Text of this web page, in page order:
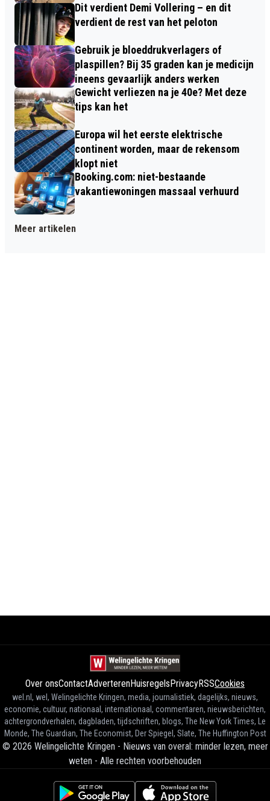
Dit verdient Demi Vollering – en dit
verdient de rest van het peloton
Gebruik je bloeddrukverlagers of
plaspillen? Bij 35 graden kan je medicijn
ineens gevaarlijk anders werken
Gewicht verliezen na je 40e? Met deze
tips kan het
Europa wil het eerste elektrische
continent worden, maar de rekensom
klopt niet
Booking.com: niet-bestaande
vakantiewoningen massaal verhuurd
Meer artikelen
Over onsContactAdverterenHuisregelsPrivacyRSSCookies
wel.nl, wel, Welingelichte Kringen, media, journalistiek, dagelijks, nieuws,
economie, cultuur, nationaal, internationaal, commentaren, nieuwsberichten,
achtergrondverhalen, dagbladen, tijdschriften, blogs, The New York Times, Le
Monde, The Guardian, The Economist, Der Spiegel, Slate, The Huffington Post
© 2026 Welingelichte Kringen - Nieuws van overal: minder lezen, meer
weten - Alle rechten voorbehouden